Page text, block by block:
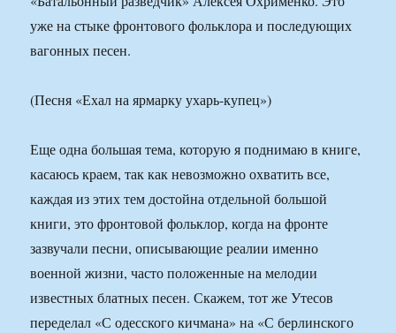
уже на стыке фронтового фольклора и последующих
вагонных песен.
(Песня «Ехал на ярмарку ухарь-купец»)
Еще одна большая тема, которую я поднимаю в книге,
касаюсь краем, так как невозможно охватить все,
каждая из этих тем достойна отдельной большой
книги, это фронтовой фольклор, когда на фронте
зазвучали песни, описывающие реалии именно
военной жизни, часто положенные на мелодии
известных блатных песен. Скажем, тот же Утесов
переделал «С одесского кичмана» на «С берлинского